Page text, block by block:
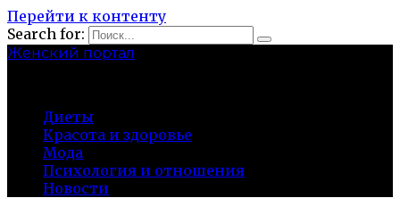
Перейти к контенту
Search for:
Женский портал
Диеты
Красота и здоровье
Мода
Психология и отношения
Новости